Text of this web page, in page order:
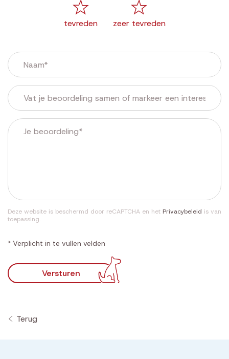
tevreden zeer tevreden
Deze website is beschermd door reCAPTCHA en het Privacybeleid is van
toepassing.
* Verplicht in te vullen velden
Versturen
Terug